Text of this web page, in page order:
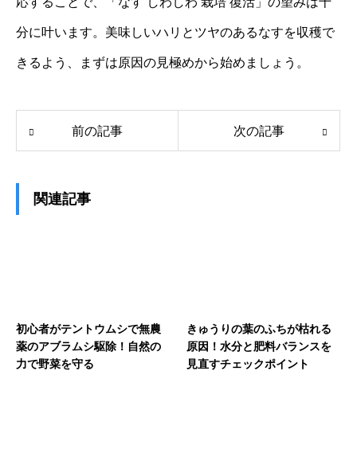
分に叶います。美味しいハリとツヤのあるなすを収穫で
きるよう、まずは原因の見極めから始めましょう。
前の記事 次の記事
関連記事
初心者がテントウムシで無農
薬のアブラムシ駆除！自然の
力で野菜を守る
きゅうりの葉のふちが枯れる
原因！水分と肥料バランスを
見直すチェックポイント